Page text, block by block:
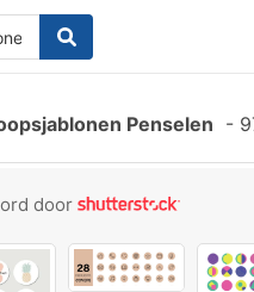
Penselen -
door